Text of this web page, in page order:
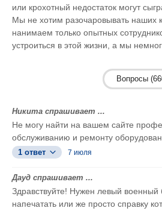
или крохотный недостаток могут
Мы не хотим разочаровывать наших
нанимаем только опытных
устроиться в этой жизни, а мы
Вопросы
Никита спрашивает ...
Не могу найти на вашем сайте
обслуживанию и ремонту
1 ответ 7 июля
Дауд спрашивает ...
Здравствуйте! Нужен левый военный
напечатать или же просто справку